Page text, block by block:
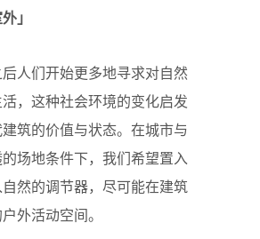
」
人们开始更多地寻求对自然
，这种社会环境的变化启发
筑的价值与状态。在城市与
场地条件下，我们希望置入
然的调节器，尽可能在建筑
外活动空间。